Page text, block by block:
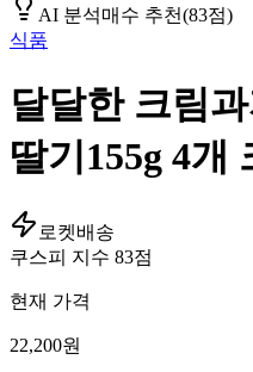
AI 분석매수 추천(83점)
식품
달달한 크림
딸기155g 4개
로켓배송
쿠스피 지수 83점
현재 가격
22,200원